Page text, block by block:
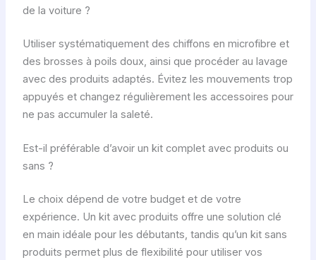
de la voiture ?
Utiliser systématiquement des chiffons en microfibre et
des brosses à poils doux, ainsi que procéder au lavage
avec des produits adaptés. Évitez les mouvements trop
appuyés et changez régulièrement les accessoires pour
ne pas accumuler la saleté.
Est-il préférable d’avoir un kit complet avec produits ou
sans ?
Le choix dépend de votre budget et de votre
expérience. Un kit avec produits offre une solution clé
en main idéale pour les débutants, tandis qu’un kit sans
produits permet plus de flexibilité pour utiliser vos